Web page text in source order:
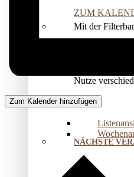
ZUM
Mit der
Nutze
NÄCHSTE
Zum Kalender hinzufügen